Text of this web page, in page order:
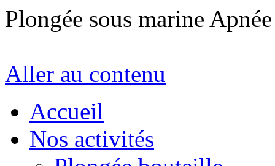
Plongée sous marine
Aller au contenu
Accueil
Nos activités